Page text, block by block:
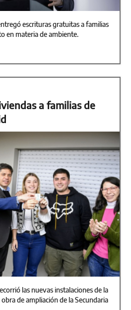
escrituras gratuitas a familias
en materia de ambiente.
a familias de
las nuevas instalaciones de la
de ampliación de la Secundaria